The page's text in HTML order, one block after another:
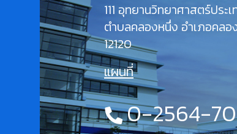
111 อุทยานวิทยาศาสตร์ปร
ตำบลคลองหนึ่ง อำเภอคล
12120
แผนที่
0-2564-